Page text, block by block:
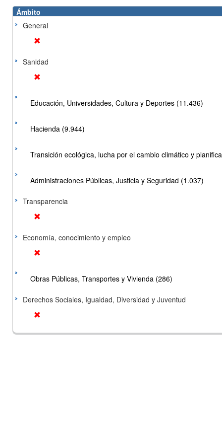
Ámbito
General
Sanidad
Educación, Universidades, Cultura y Deportes (11.436)
Hacienda (9.944)
Transición ecológica, lucha por el cambio climático y
Administraciones Públicas, Justicia y Seguridad (1.037)
Transparencia
Economía, conocimiento y empleo
Obras Públicas, Transportes y Vivienda (286)
Derechos Sociales, Igualdad, Diversidad y Juventud